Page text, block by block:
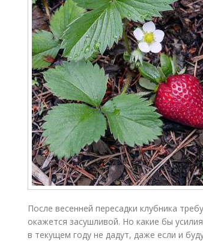
После весенней пересадки клубника
окажется засушливой. Но какие бы
в текущем году не дадут, даже если и